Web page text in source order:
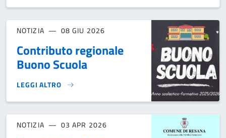
NOTIZIA 08 GIU 2026
Contributo regionale
Buono Scuola
LEGGI ALTRO
CONTRIBUTO REGIONALE BUONO SCUOLA}
NOTIZIA 03 APR 2026